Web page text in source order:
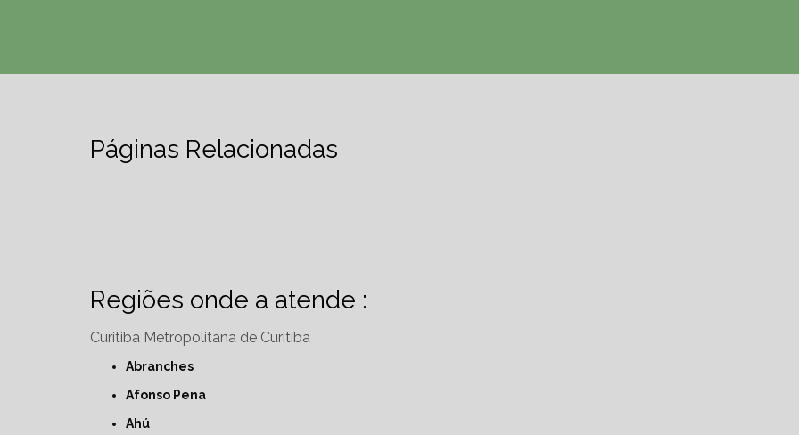
Páginas Relacionadas
Regiões onde a atende :
Curitiba Metropolitana de Curitiba
Abranches
Afonso Pena
Ahú